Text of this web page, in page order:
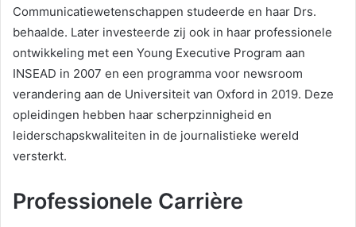
Communicatiewetenschappen studeerde en haar Drs.
behaalde. Later investeerde zij ook in haar professionele
ontwikkeling met een Young Executive Program aan
INSEAD in 2007 en een programma voor newsroom
verandering aan de Universiteit van Oxford in 2019. Deze
opleidingen hebben haar scherpzinnigheid en
leiderschapskwaliteiten in de journalistieke wereld
versterkt.
Professionele Carrière